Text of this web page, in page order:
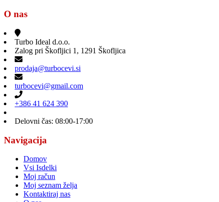
O nas
Turbo Ideal d.o.o.
Zalog pri Škofljici 1, 1291 Škofljica
prodaja@turbocevi.si
turbocevi@gmail.com
+386 41 624 390
Delovni čas: 08:00-17:00
Navigacija
Domov
Vsi Isdelki
Moj račun
Moj seznam želja
Kontaktiraj nas